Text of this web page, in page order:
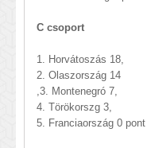
C csoport
1. Horvátoszás 18,
2. Olaszország 14
,3. Montenegró 7,
4. Törökorszg 3,
5. Franciaország 0 pont